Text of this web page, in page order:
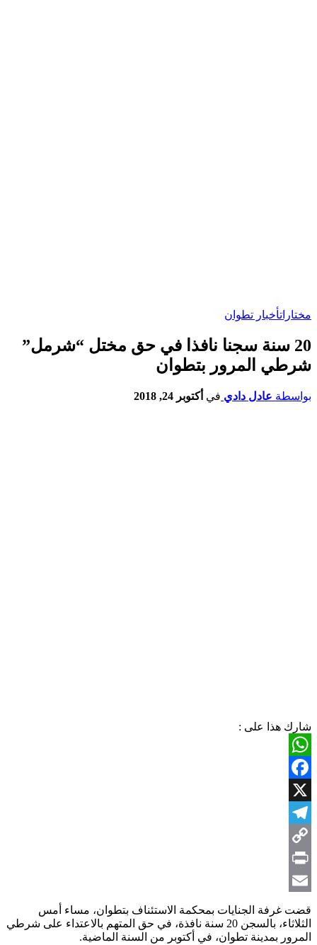
مختاراتأخبار تطوان
20 سنة سجنا نافذا في حق مختل “شرمل”
شرطي المرور بتطوان
بواسطة عادل دادي في أكتوبر 24, 2018
شارك هذا على :
WhatsApp
Facebook
X
Telegram
Copy
Link
Print
قضت غرفة الجنايات بمحكمة الاستئناف بتطوان، مساء أمس
الثلاثاء، بالسجن 20 سنة نافذة، في حق المتهم بالاعتداء على شرطي
المرور بمدينة تطوان، في أكتوبر من السنة الماضية.